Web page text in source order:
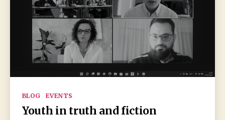
Kategorien
BLOG EVENTS
Youth in truth and fiction